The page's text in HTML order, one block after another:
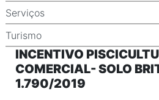
Serviços
Turismo
INCENTIVO
COMERCIAL- SOLO
1.790/2019